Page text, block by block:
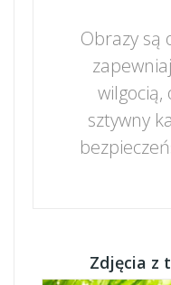
Obrazy są
sztywny
Zdjęcia z